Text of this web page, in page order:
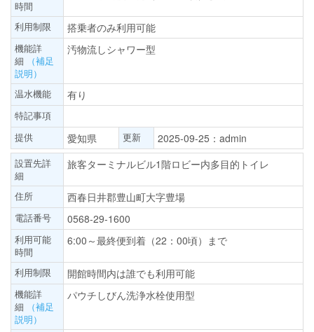
時間
利用制限 搭乗者のみ利用可能
機能詳
細
（補足
説明）
汚物流しシャワー型
温水機能 有り
特記事項
提供
愛知県 更新 2025-09-25：admin
設置先詳
細
旅客ターミナルビル1階ロビー内多目的トイレ
住所 西春日井郡豊山町大字豊場
電話番号 0568-29-1600
利用可能
時間
6:00～最終便到着（22：00頃）まで
利用制限 開館時間内は誰でも利用可能
機能詳
細
（補足
説明）
パウチしびん洗浄水栓使用型